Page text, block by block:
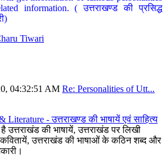
information. ( उत्तराखण्ड की प्रसिद्ध
Tiwari
04:32:51 AM Re: Personalities of Utt...
- उत्तराखण्ड की भाषायें एवं साहित्य
की भाषायें, उत्तराखंड पर लिखी
कवितायें, उत्तराखंड की भाषाओं के कठिन शब्द और